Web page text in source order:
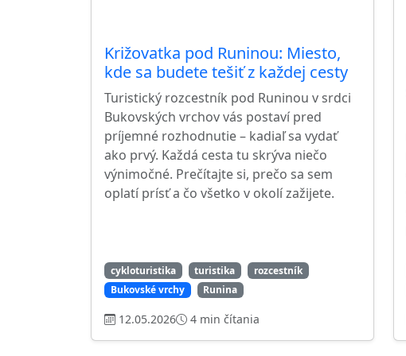
Križovatka pod Runinou: Miesto,
kde sa budete tešiť z každej cesty
Turistický rozcestník pod Runinou v srdci
Bukovských vrchov vás postaví pred
príjemné rozhodnutie – kadiaľ sa vydať
ako prvý. Každá cesta tu skrýva niečo
výnimočné. Prečítajte si, prečo sa sem
oplatí prísť a čo všetko v okolí zažijete.
cykloturistika turistika
rozcestník
Bukovské vrchy
Runina
12.05.2026 4 min čítania